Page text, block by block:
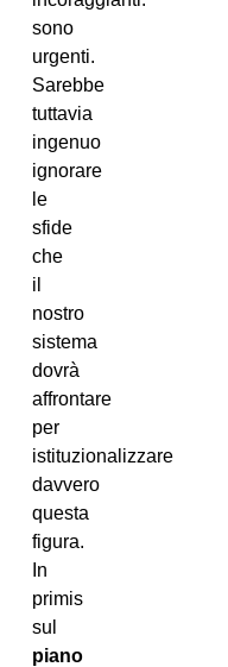
sono
urgenti.
Sarebbe
tuttavia
ingenuo
ignorare
le
sfide
che
il
nostro
sistema
dovrà
affrontare
per
istituzionalizzare
davvero
questa
figura.
In
primis
sul
piano